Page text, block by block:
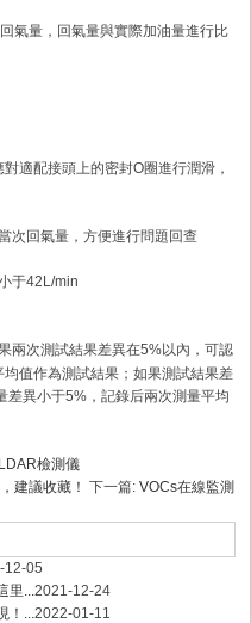
氣量，回氣量與實際加油量進行比
對適配接頭上的密封O圈進行潤滑，
次回氣量，方便進行問題回查
于42L/min
兩次測試結果差異在5%以內，可認
均值作為測試結果；如果測試結果差
差異小于5%，記錄后兩次測量平均
LDAR檢測儀
建議收藏！ 下一篇: VOCs在線監測
12-05
里...2021-12-24
！...2022-01-11